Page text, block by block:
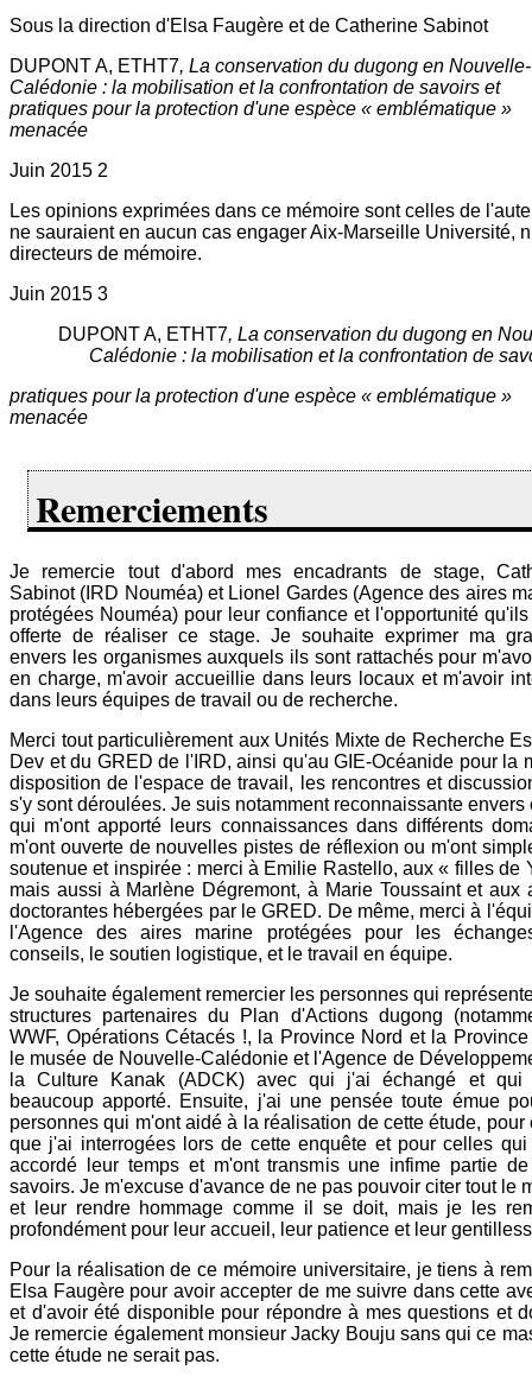
Sous la direction d'Elsa Faugère et de Catherine Sabinot
DUPONT A, ETHT7, La conservation du dugong en Nouvelle-
Calédonie : la mobilisation et la confrontation de savoirs et
pratiques pour la protection d'une espèce « emblématique »
menacée
Juin 2015 2
Les opinions exprimées dans ce mémoire sont celles de
ne sauraient en aucun cas engager Aix-Marseille Université,
directeurs de mémoire.
Juin 2015 3
DUPONT A, ETHT7, La conservation du dugong en
Calédonie : la mobilisation et la confrontation de
pratiques pour la protection d'une espèce « emblématique »
menacée
Remerciements
Je remercie tout d'abord mes encadrants de stage,
Sabinot (IRD Nouméa) et Lionel Gardes (Agence des aires
protégées Nouméa) pour leur confiance et l'opportunité qu'ils
offerte de réaliser ce stage. Je souhaite exprimer ma
envers les organismes auxquels ils sont rattachés pour
en charge, m'avoir accueillie dans leurs locaux et m'avoir
dans leurs équipes de travail ou de recherche.
Merci tout particulièrement aux Unités Mixte de Recherche
Dev et du GRED de l'IRD, ainsi qu'au GIE-Océanide pour la
disposition de l'espace de travail, les rencontres et
s'y sont déroulées. Je suis notamment reconnaissante envers
qui m'ont apporté leurs connaissances dans différents
m'ont ouverte de nouvelles pistes de réflexion ou m'ont
soutenue et inspirée : merci à Emilie Rastello, aux « filles de
mais aussi à Marlène Dégremont, à Marie Toussaint et aux
doctorantes hébergées par le GRED. De même, merci à
l'Agence des aires marine protégées pour les
conseils, le soutien logistique, et le travail en équipe.
Je souhaite également remercier les personnes qui
structures partenaires du Plan d'Actions dugong
WWF, Opérations Cétacés !, la Province Nord et la Province
le musée de Nouvelle-Calédonie et l'Agence de
la Culture Kanak (ADCK) avec qui j'ai échangé et qui
beaucoup apporté. Ensuite, j'ai une pensée toute émue
personnes qui m'ont aidé à la réalisation de cette étude, pour
que j'ai interrogées lors de cette enquête et pour celles qui
accordé leur temps et m'ont transmis une infime partie
savoirs. Je m'excuse d'avance de ne pas pouvoir citer tout le
et leur rendre hommage comme il se doit, mais je les
profondément pour leur accueil, leur patience et leur
Pour la réalisation de ce mémoire universitaire, je tiens à
Elsa Faugère pour avoir accepter de me suivre dans cette
et d'avoir été disponible pour répondre à mes questions et
Je remercie également monsieur Jacky Bouju sans qui ce
cette étude ne serait pas.